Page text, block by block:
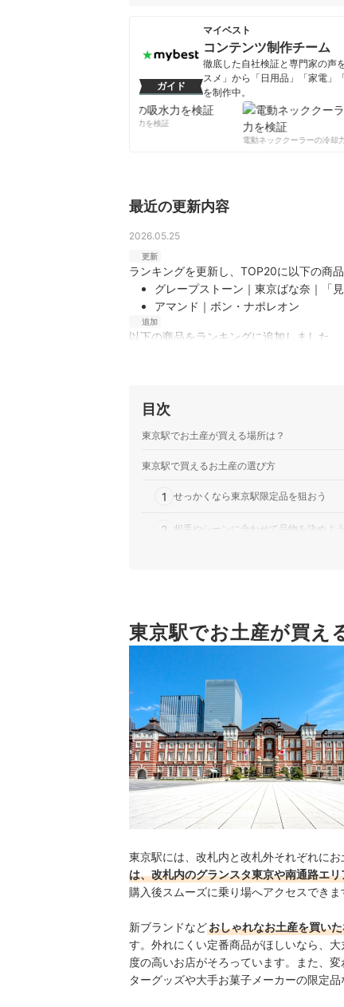
ガイド
マイベスト
コンテンツ制作チーム
徹底した自社検証と専門家の声
スメ」から「日用品」「家電」
を制作中。
コンテンツ制作チームのプロ
柔軟剤の吸水力を検証
電動ネッククーラーの冷却力
最近の更新内容
2026.05.25
更新
ランキングを更新し、TOP20に以下の商品
グレープストーン｜東京ばな奈｜「見
アマンド｜ボン・ナポレオン
追加
以下の商品をランキングに追加しました。
クぼりぼりとした食感が楽しめます。
歴史ある駅舎の復元を機に誕生した
た駅舎型の最中種に、風味豊かな小
ケイシイシイ｜チーズケーキ ナウ カ
に楽しむためのスイーツです。製造
の2種のチーズにレモンをきかせた
かみなり舎｜ニューヨークパーフェク
世界で活躍する3人のプロが監修し
甘さと塩気の対比を楽しみたい人に
チーズ入りのホワイトチョコとミル
他 36 商品
目次
東京駅でお土産が買える場所は？
東京駅で買えるお土産の選び方
1 せっかくなら東京駅限定品を狙おう
2 相手やシーンに合わせて品物を決めよう
東京駅周辺で観光するなら、近くの宿を予約
東京駅で買えるお土産の売れ筋ランキングも
東京駅でお土産が買え
東京駅には、改札内と改札外それぞれに
は、改札内のグランスタ東京や南通路エ
購入後スムーズに乗り場へアクセスできま
新ブランドなどおしゃれなお土産を買い
す。外れにくい定番商品がほしいなら、
度の高いお店がそろっています。また、
ターグッズや大手お菓子メーカーの限定